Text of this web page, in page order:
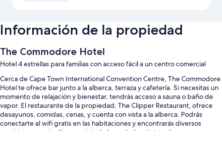
Información de la propiedad
The Commodore Hotel
Hotel 4 estrellas para familias con acceso fácil a un centro comercial
Cerca de Cape Town International Convention Centre, The Commodore
Hotel te ofrece bar junto a la alberca, terraza y cafetería. Si necesitas un
momento de relajación y bienestar, tendrás acceso a sauna o baño de
vapor. El restaurante de la propiedad, The Clipper Restaurant, ofrece
desayunos, comidas, cenas, y cuenta con vista a la alberca. Podrás
conectarte al wifi gratis en las habitaciones y encontrarás diversos
servicios, como jardín y servicio de lavandería o tintorería.